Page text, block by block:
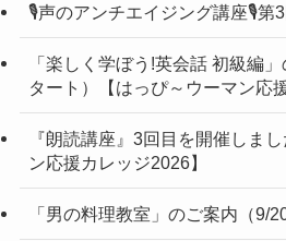
🎙声のアンチエイジング講座🎙第
「楽しく学ぼう!英会話 初級編
タート）【はっぴ～ウーマン応
『朗読講座』3回目を開催しま
ン応援カレッジ2026】
「男の料理教室」のご案内（9/